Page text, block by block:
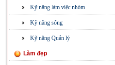
Kỹ năng làm việc nhóm
Kỹ năng sống
Kỹ năng Quản lý
Làm đẹp